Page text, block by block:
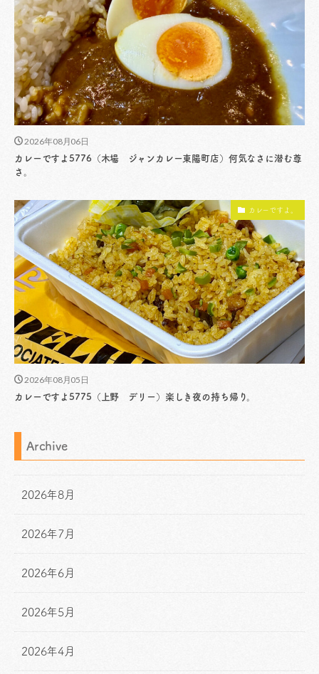
2026年08月06日
カレーですよ5776（木場 ジャンカレー東陽町店）何気なさに潜む尊
さ。
カレーですよ。
2026年08月05日
カレーですよ5775（上野 デリー）楽しき夜の持ち帰り。
Archive
2026年8月
2026年7月
2026年6月
2026年5月
2026年4月